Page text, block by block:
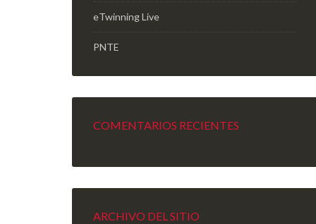
eTwinning Live
PNTE
COMENTARIOS RECIENTES
ARCHIVO DEL SITIO